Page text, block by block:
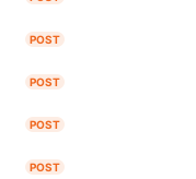
POST
POST
POST
POST